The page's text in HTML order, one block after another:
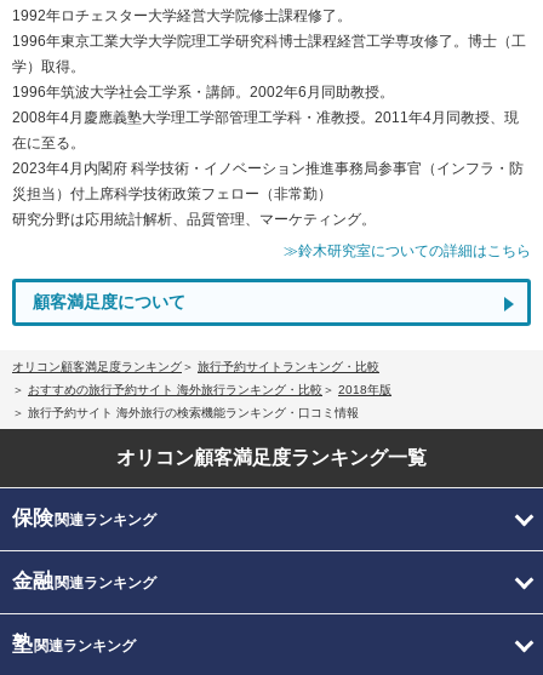
1992年ロチェスター大学経営大学院修士課程修了。
1996年東京工業大学大学院理工学研究科博士課程経営工学専攻修了。博士（工
学）取得。
1996年筑波大学社会工学系・講師。2002年6月同助教授。
2008年4月慶應義塾大学理工学部管理工学科・准教授。2011年4月同教授、現
在に至る。
2023年4月内閣府 科学技術・イノベーション推進事務局参事官（インフラ・防
災担当）付上席科学技術政策フェロー（非常勤）
研究分野は応用統計解析、品質管理、マーケティング。
≫鈴木研究室についての詳細はこちら
顧客満足度について
オリコン顧客満足度ランキング
旅行予約サイトランキング・比較
おすすめの旅行予約サイト 海外旅行ランキング・比較
2018年版
旅行予約サイト 海外旅行の検索機能ランキング・口コミ情報
オリコン顧客満足度ランキング一覧
保険関連ランキング
金融関連ランキング
塾関連ランキング